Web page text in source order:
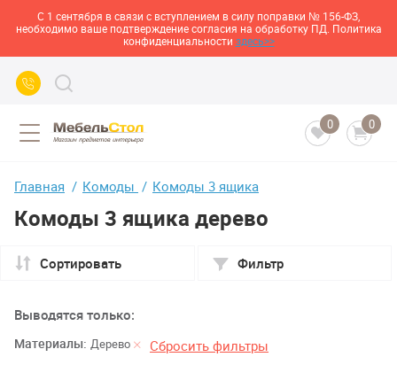
С 1 сентября в связи с вступлением в силу поправки № 156-ФЗ,
необходимо ваше подтверждение согласия на обработку ПД. Политика
конфиденциальности здесь>>
0 0
Главная Комоды Комоды 3 ящика
Комоды 3 ящика дерево
Сортировать Фильтр
Выводятся только:
Материалы: Дерево Сбросить фильтры